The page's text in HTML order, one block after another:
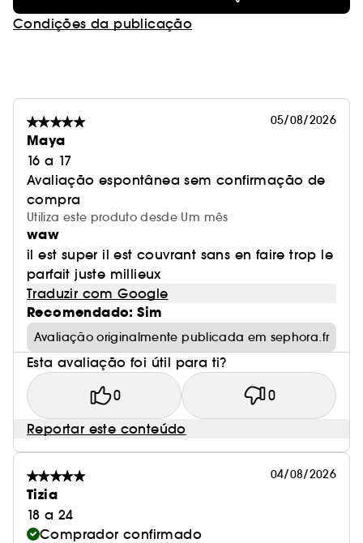
Condições da publicação
05/08/2026
Maya
16 a 17
Avaliação espontânea sem confirmação de
compra
Utiliza este produto desde Um mês
waw
il est super il est couvrant sans en faire trop le
parfait juste millieux
Traduzir com Google
Recomendado: Sim
Avaliação originalmente publicada em sephora.fr
Esta avaliação foi útil para ti?
0 0
Reportar este conteúdo
04/08/2026
Tizia
18 a 24
Comprador confirmado